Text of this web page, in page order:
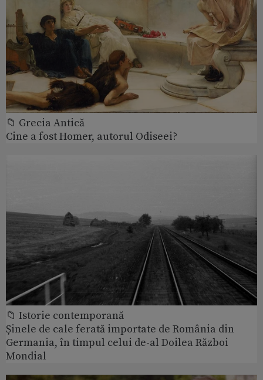
📁 Grecia Antică
Cine a fost Homer, autorul Odiseei?
📁 Istorie contemporană
Șinele de cale ferată importate de România din
Germania, în timpul celui de-al Doilea Război
Mondial